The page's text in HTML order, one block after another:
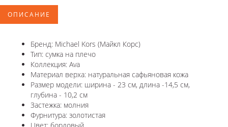
ОПИСАНИЕ
Бренд: Michael Kors (Майкл Корс)
Тип: сумка на плечо
Коллекция: Ava
Материал верха: натуральная сафьяновая кожа
Размер модели: ширина - 23 см, длина -14,5 см,
глубина - 10,2 см
Застежка: молния
Фурнитура: золотистая